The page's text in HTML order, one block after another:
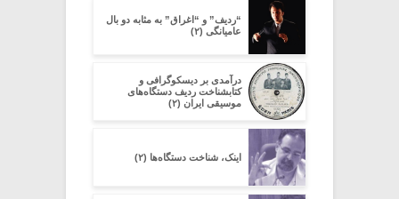
“ردیف” و “اغراق” به مثابه دو بال
عامیانگی (۲)
در‌آمدی بر دیسکوگرافی و
کتابشناخت ردیف دستگاه‌های
موسیقی ایران (۲)
اینک، شناخت دستگاه‌ها (۲)